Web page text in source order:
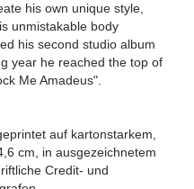
his own unique style,
unmistakable body
his second studio album
year he reached the top of
Me Amadeus".
auf kartonstarkem,
cm, in ausgezeichnetem
Credit- und